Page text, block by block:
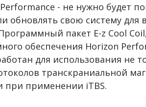
- не нужно будет
обновлять свою систему для
пакет E-z Cool
обеспечения Horizon
для использования не
транскраниальной
при применении iTBS.